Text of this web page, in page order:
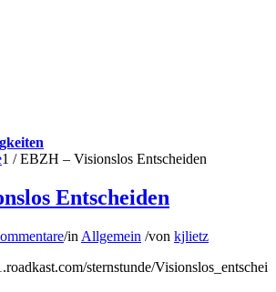
1 / EBZH – Visionslos Entscheiden
Entscheiden
/in Allgemein /von kjlietz
sternstunde/Visionslos_entschei